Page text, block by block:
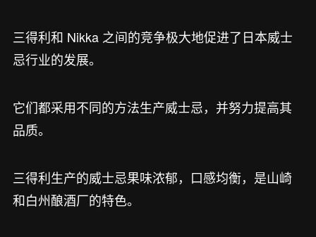
三得利和 Nikka 之间的竞争极大地促进了日本威士
忌行业的发展。
它们都采用不同的方法生产威士忌，并努力提高其
品质。
三得利生产的威士忌果味浓郁，口感均衡，是山崎
和白州酿酒厂的特色。